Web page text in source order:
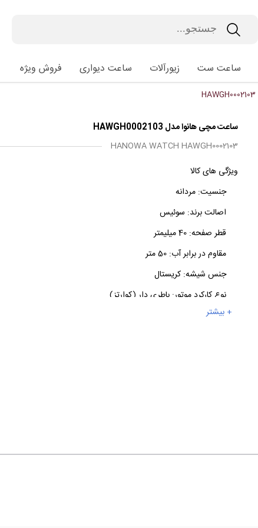
ساعت ست زیورآلات ساعت دیواری فروش ویژه
ساعت مچی هانوا مدل HAWGH0002103
HANOWA WATCH HAWGH0002103
ویژگی های کالا
جنسیت: مردانه
اصالت برند: سوئیس
قطر صفحه: 40 میلیمتر
مقاوم در برابر آب: 50 متر
جنس شیشه: کریستال
نوع کارکرد موتور: باطری دار (کوارتز)
+ بیشتر